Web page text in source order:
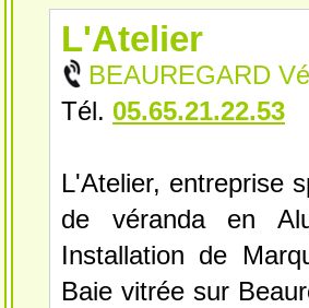
L'Atelier
BEAUREGARD
Tél. 05.65.21.22.53
L'Atelier, entreprise
de véranda en
Installation de
Baie vitrée sur